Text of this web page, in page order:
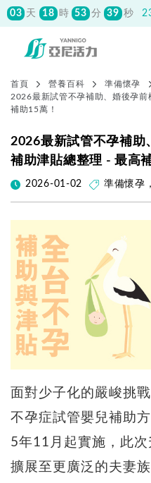
先付款滿800元免運！
首頁 營養百科 準備懷孕
2026最新試管不孕補助、婚後孕
補助15萬！
2026最新試管不孕補助
補助津貼總整理 - 最高
2026-01-02 準備懷孕 ，
面對少子化的嚴峻挑
不孕症試管嬰兒補助
5年11月起實施，此
擴展至更廣泛的夫妻